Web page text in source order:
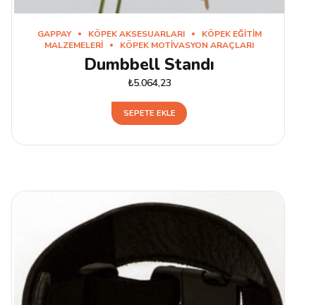
GAPPAY KÖPEK AKSESUARLARI
KÖPEK EĞITIM
MALZEMELERI
KÖPEK MOTIVASYON ARAÇLARI
Dumbbell Standı
₺5.064,23
SEPETE EKLE